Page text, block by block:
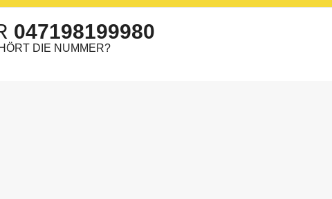
047198199980
DIE NUMMER?